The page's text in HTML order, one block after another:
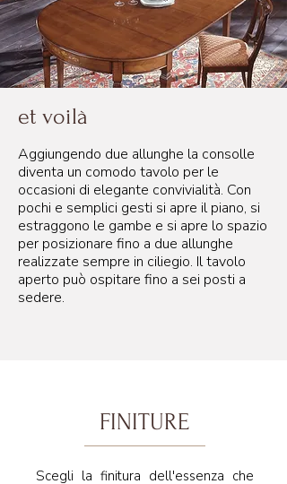
et voilà
Aggiungendo due allunghe la consolle
diventa un comodo tavolo per le
occasioni di elegante convivialità. Con
pochi e semplici gesti si apre il piano, si
estraggono le gambe e si apre lo spazio
per posizionare fino a due allunghe
realizzate sempre in ciliegio. Il tavolo
aperto può ospitare fino a sei posti a
sedere.
FINITURE
Scegli la finitura dell'essenza che